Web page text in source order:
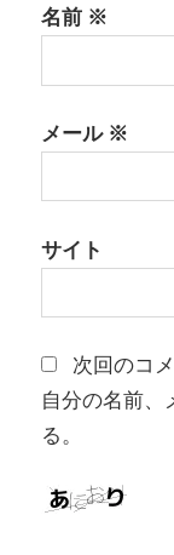
名前 ※
メール※
サイト
次回のコ
自分の名前、
る。